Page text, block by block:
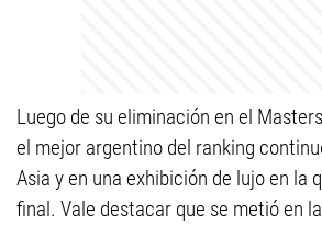
Luego de su eliminación en el
el mejor argentino del ranking
Asia y en una exhibición de lujo en la
final. Vale destacar que se metió en